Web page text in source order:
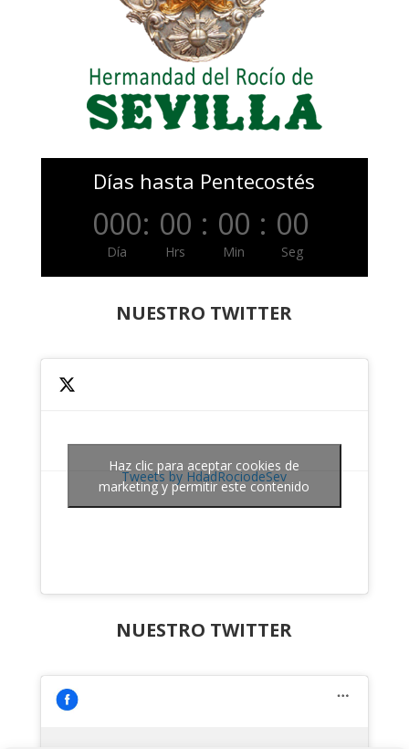
Días hasta Pentecostés
000
Día
: 00
Hrs
: 00
Min
: 00
Seg
NUESTRO TWITTER
Tweets by HdadRociodeSev
Haz clic para aceptar cookies de
marketing y permitir este contenido
NUESTRO TWITTER